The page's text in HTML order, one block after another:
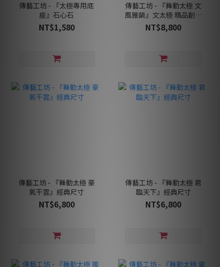
傳藝工坊 - 『太極專用底
座』石心石
NT$1,580
傳藝工坊 - 『舞動太極 文
風雅韻』文太極 精品創作
四尊一套 含底座
NT$8,800
傳藝工坊 - 『舞動太極 豪
氣干雲』經典尺寸
NT$6,800
傳藝工坊 - 『舞動太極 君
臨天下』經典尺寸
NT$6,800